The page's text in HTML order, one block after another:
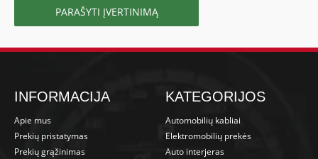
PARAŠYTI ĮVERTINIMĄ
INFORMACIJA
Apie mus
Prekių pristatymas
Prekių grąžinimas
KATEGORIJOS
Automobilių kabliai
Elektromobilių prekės
Auto interjeras